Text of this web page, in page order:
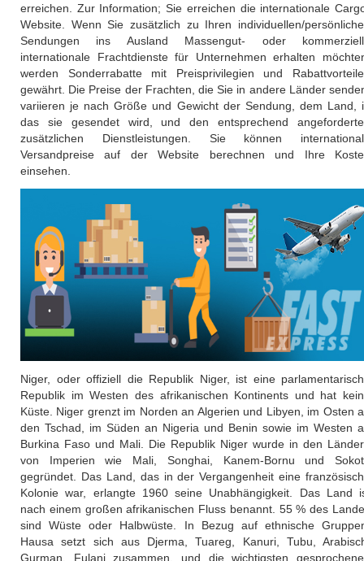
erreichen. Zur Information; Sie erreichen die internationale
Website. Wenn Sie zusätzlich zu Ihren individuellen/
Sendungen ins Ausland Massengut- oder
internationale Frachtdienste für Unternehmen erhalten
werden Sonderrabatte mit Preisprivilegien und
gewährt. Die Preise der Frachten, die Sie in andere Länder
variieren je nach Größe und Gewicht der Sendung, dem Land,
das sie gesendet wird, und den entsprechend
zusätzlichen Dienstleistungen. Sie können
Versandpreise auf der Website berechnen und Ihre
einsehen.
Niger, oder offiziell die Republik Niger, ist eine
Republik im Westen des afrikanischen Kontinents und hat
Küste. Niger grenzt im Norden an Algerien und Libyen, im Osten
den Tschad, im Süden an Nigeria und Benin sowie im Westen
Burkina Faso und Mali. Die Republik Niger wurde in den
von Imperien wie Mali, Songhai, Kanem-Bornu und
gegründet. Das Land, das in der Vergangenheit eine
Kolonie war, erlangte 1960 seine Unabhängigkeit. Das Land
nach einem großen afrikanischen Fluss benannt. 55 % des
sind Wüste oder Halbwüste. In Bezug auf ethnische
Hausa setzt sich aus Djerma, Tuareg, Kanuri, Tubu,
Gurman, Fulani zusammen, und die wichtigsten